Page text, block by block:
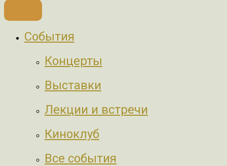
События
Концерты
Выставки
Лекции и встречи
Киноклуб
Все события